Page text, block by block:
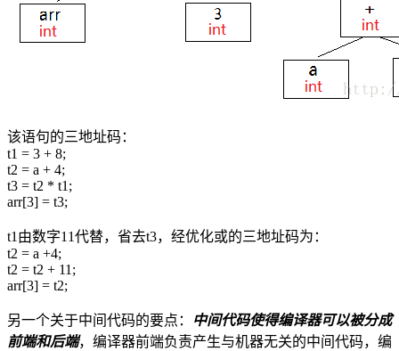
该语句的三地址码：
t1 = 3 + 8;
t2 = a + 4;
t3 = t2 * t1;
arr[3] = t3;
t1由数字11代替，省去t3，经优化或的三地址码为：
t2 = a +4;
t2 = t2 + 11;
arr[3] = t2;
另一个关于中间代码的要点：
中间代码使得编译器可以被分成
前端和后端，编译器前端负责产生与机器无关的中间代码，编